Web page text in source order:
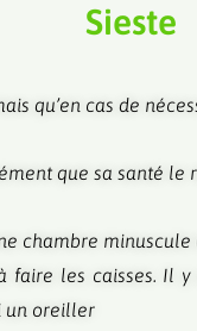
Sieste
qu’en cas de
que sa santé
chambre
les caisses. Il
un oreiller